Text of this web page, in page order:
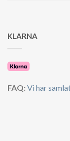
KLARNA
FAQ:Vi har